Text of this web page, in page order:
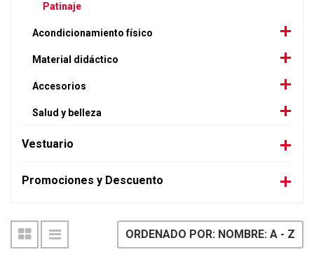
Patinaje
Acondicionamiento físico
Material didáctico
Accesorios
Salud y belleza
Vestuario
Promociones y Descuento
ORDENADO POR: NOMBRE: A - Z